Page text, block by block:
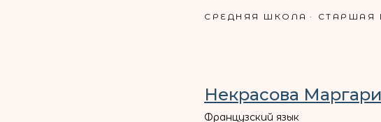
СРЕДНЯЯ ШКОЛА СТАРШАЯ
Некрасова
Французский язык